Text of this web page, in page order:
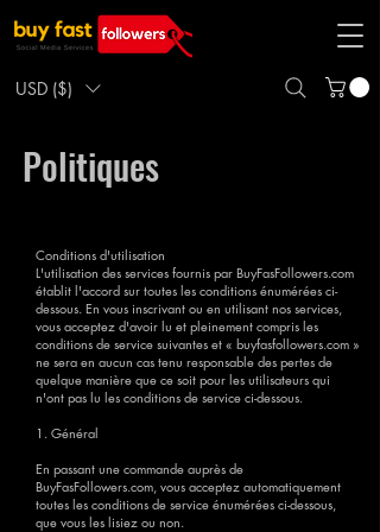
USD ($)
Politiques
Conditions d'utilisation
L'utilisation des services fournis par BuyFasFollowers.com
établit l'accord sur toutes les conditions énumérées ci-
dessous. En vous inscrivant ou en utilisant nos services,
vous acceptez d'avoir lu et pleinement compris les
conditions de service suivantes et « buyfasfollowers.com »
ne sera en aucun cas tenu responsable des pertes de
quelque manière que ce soit pour les utilisateurs qui
n'ont pas lu les conditions de service ci-dessous.
1. Général
En passant une commande auprès de
BuyFasFollowers.com, vous acceptez automatiquement
toutes les conditions de service énumérées ci-dessous,
que vous les lisiez ou non.